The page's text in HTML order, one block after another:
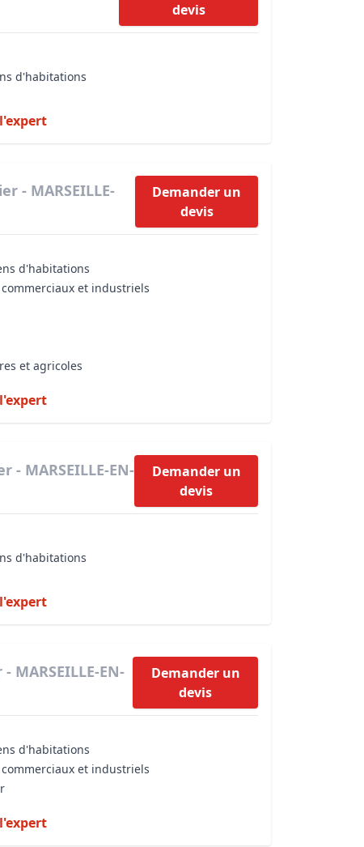
devis
d'habitations
- MARSEILLE-
Demander un
devis
d'habitations
et industriels
et agricoles
- MARSEILLE-EN-
Demander un
devis
d'habitations
MARSEILLE-EN-
Demander un
devis
d'habitations
et industriels